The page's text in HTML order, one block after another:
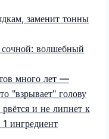
заменит тонны
сочной: волшебный
много лет —
"взрывает" голову
и не липнет к
ингредиент